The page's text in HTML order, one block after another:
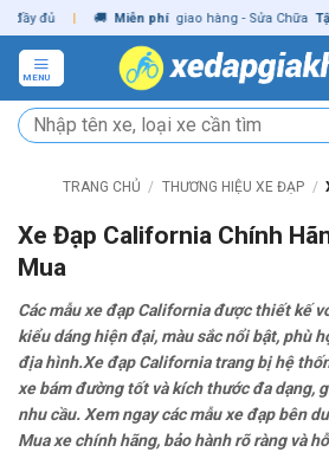
Skip
to
content
đủ | 🚚 Miễn phí giao hàng - Sửa Chữa Tận Nhà
MENU
Tìm
kiếm:
TRANG CHỦ / THƯƠNG HIỆU XE ĐẠP /
Xe Đạp California Chính
Mua
Các mẫu xe đạp California được thiết kế
kiểu dáng hiện đại, màu sắc nổi bật, phù
địa hình.Xe đạp California trang bị hệ
xe bám đường tốt và kích thước đa dạng,
nhu cầu. Xem ngay các mẫu xe đạp bên
Mua xe chính hãng, bảo hành rõ ràng và